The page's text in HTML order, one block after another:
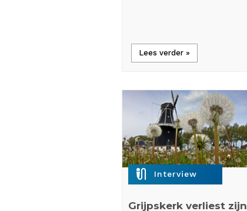
Lees verder »
mic_external_on Interview
Grijpskerk verliest zijn